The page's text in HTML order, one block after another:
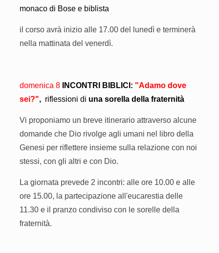
monaco di Bose e biblista
il corso avrà inizio alle 17.00 del lunedì e terminerà
nella mattinata del venerdì.
domenica 8 INCONTRI BIBLICI: "Adamo dove
sei?", riflessioni di una sorella della fraternità
Vi proponiamo un breve itinerario attraverso alcune
domande che Dio rivolge agli umani nel libro della
Genesi per riflettere insieme sulla relazione con noi
stessi, con gli altri e con Dio.
La giornata prevede 2 incontri: alle ore 10.00 e alle
ore 15.00, la partecipazione all'eucarestia delle
11.30 e il pranzo condiviso con le sorelle della
fraternità.